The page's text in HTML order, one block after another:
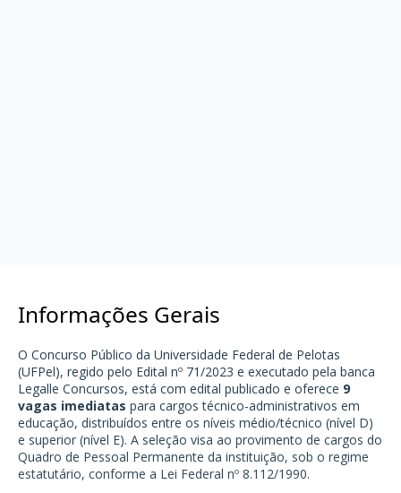
Informações Gerais
O Concurso Público da Universidade Federal de Pelotas
(UFPel), regido pelo Edital nº 71/2023 e executado pela banca
Legalle Concursos, está com edital publicado e oferece 9
vagas imediatas para cargos técnico-administrativos em
educação, distribuídos entre os níveis médio/técnico (nível D)
e superior (nível E). A seleção visa ao provimento de cargos do
Quadro de Pessoal Permanente da instituição, sob o regime
estatutário, conforme a Lei Federal nº 8.112/1990.